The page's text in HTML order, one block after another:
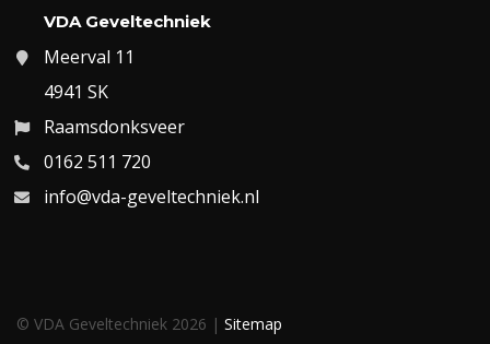
VDA Geveltechniek
Meerval 11
4941 SK
Raamsdonksveer
0162 511 720
info@vda-geveltechniek.nl
© VDA Geveltechniek 2026 | Sitemap